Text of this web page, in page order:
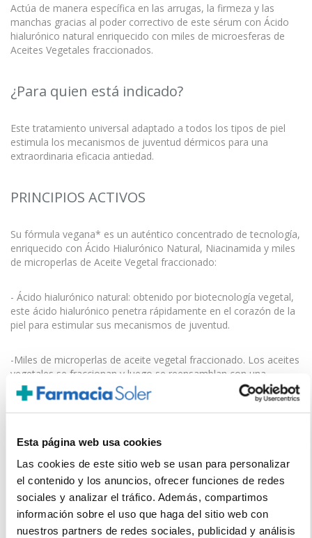
Esta página web usa cookies
Las cookies de este sitio web se usan para personalizar
el contenido y los anuncios, ofrecer funciones de redes
sociales y analizar el tráfico. Además, compartimos
información sobre el uso que haga del sitio web con
nuestros partners de redes sociales, publicidad y análisis
Actúa de manera específica en las arrugas, la firmeza y las
manchas gracias al poder correctivo de este sérum con Ácido
hialurónico natural enriquecido con miles de microesferas de
Aceites Vegetales fraccionados.
¿Para quien está indicado?
Este tratamiento universal adaptado a todos los tipos de piel
estimula los mecanismos de juventud dérmicos para una
extraordinaria eficacia antiedad.
PRINCIPIOS ACTIVOS
Su fórmula vegana* es un auténtico concentrado de tecnología,
enriquecido con Ácido Hialurónico Natural, Niacinamida y miles
de microperlas de Aceite Vegetal fraccionado:
- Ácido hialurónico natural: obtenido por biotecnología vegetal,
este ácido hialurónico penetra rápidamente en el corazón de la
piel para estimular sus mecanismos de juventud.
-Miles de microperlas de aceite vegetal fraccionado. Los aceites
vegetales se fraccionan y luego se reensamblan con una
selección de sus ácidos grasos más preciados para una perfecta
afinidad con la piel. Se encapsulan naturalmente uno a uno en
forma de microesferas que se funden con la piel en el momento
-Complejo vegetal patentado (FR) con células nativas de
Edelweiss: Gracias a un proceso de biotecnología vegetal -
cultivo celular en laboratorio-, las células nativas de Edelweiss
se multiplican a partir de un minúsculo fragmento vegetal.
Su eficacia antiedad ha sido patentada.